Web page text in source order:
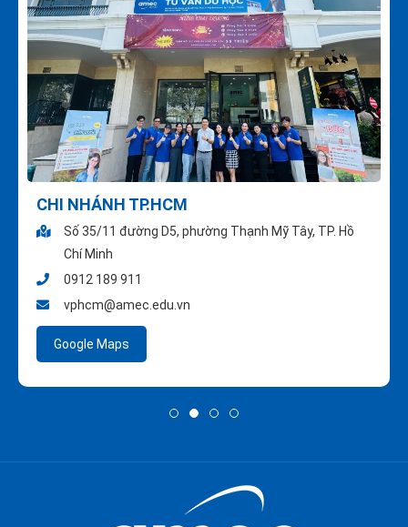
CHI NHÁNH TP.HCM
Số 35/11 đường D5, phường Thạnh Mỹ Tây, TP. Hồ
Chí Minh
0912 189 911
vphcm@amec.edu.vn
Google Maps